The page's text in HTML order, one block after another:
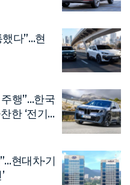
다”…현
행”…한국
한 ‘전기
현대차·기